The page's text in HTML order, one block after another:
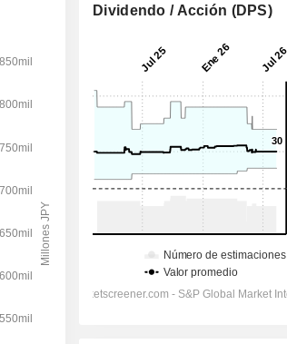
Dividendo / Acción (DPS)